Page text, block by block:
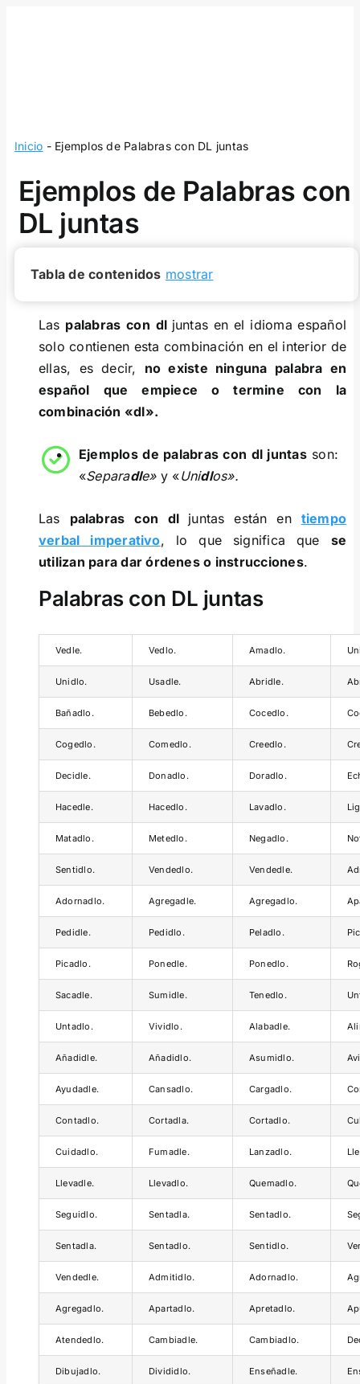
Inicio - Ejemplos de Palabras con DL juntas
Ejemplos de Palabras con
DL juntas
Tabla de contenidos mostrar
Las palabras con dl juntas en el idioma español
solo contienen esta combinación en el interior de
ellas, es decir, no existe ninguna palabra en
español que empiece o termine con la
combinación «dl».
Ejemplos de palabras con dl juntasson:
«Separadle» y «Unidlos».
Las palabras con dl juntas están en tiempo
verbal imperativo, lo que significa que se
utilizan para dar órdenes o instrucciones.
Palabras con DL juntas
Vedle. Vedlo. Amadlo.
Unidlo. Usadle. Abridle.
Bañadlo. Bebedlo. Cocedlo.
Cogedlo. Comedlo. Creedlo.
Decidle. Donadlo. Doradlo.
Hacedle. Hacedlo. Lavadlo.
Matadlo. Metedlo. Negadlo.
Sentidlo. Vendedlo. Vendedle.
Adornadlo. Agregadle. Agregadlo.
Pedidle. Pedidlo. Peladlo.
Picadlo. Ponedle. Ponedlo.
Sacadle. Sumidle. Tenedlo.
Untadlo. Vividlo. Alabadle.
Añadidle. Añadidlo. Asumidlo.
Ayudadle. Cansadlo. Cargadlo.
Contadlo. Cortadla. Cortadlo.
Cuidadlo. Fumadle. Lanzadlo.
Llevadle. Llevadlo. Quemadlo.
Seguidlo. Sentadla. Sentadlo.
Sentadla. Sentadlo. Sentidlo.
Vendedle. Admitidlo. Adornadlo.
Agregadlo. Apartadlo. Apretadlo.
Atendedlo. Cambiadle. Cambiadlo.
Dibujadlo. Divididlo. Enseñadle.